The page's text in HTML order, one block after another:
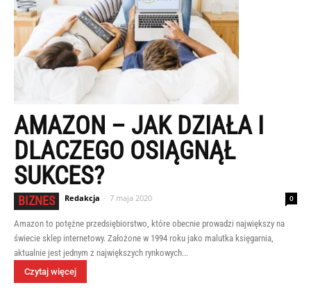
AMAZON – JAK DZIAŁA I
DLACZEGO OSIĄGNĄŁ
SUKCES?
BIZNES Redakcja - 7 maja 2020 0
Amazon to potężne przedsiębiorstwo, które obecnie prowadzi największy na
świecie sklep internetowy. Założone w 1994 roku jako malutka księgarnia,
aktualnie jest jednym z największych rynkowych...
Czytaj więcej